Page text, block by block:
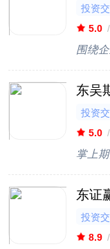
投资
5.0 /
东吴
投资
5.0 /
掌上
东证
投资
8.9 /